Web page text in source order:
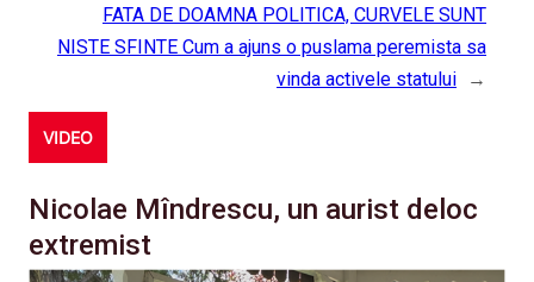
FATA DE DOAMNA POLITICA, CURVELE SUNT
NISTE SFINTE Cum a ajuns o puslama peremista sa
vinda activele statului
→
VIDEO
Nicolae Mîndrescu, un aurist deloc
extremist